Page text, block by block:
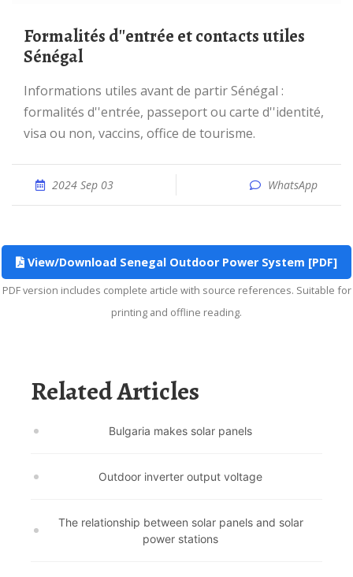
Formalités d''entrée et contacts utiles
Sénégal
Informations utiles avant de partir Sénégal :
formalités d''entrée, passeport ou carte d''identité,
visa ou non, vaccins, office de tourisme.
2024 Sep 03 WhatsApp
View/Download Senegal Outdoor Power System [PDF]
PDF version includes complete article with source references. Suitable for
printing and offline reading.
Related Articles
Bulgaria makes solar panels
Outdoor inverter output voltage
The relationship between solar panels and solar
power stations